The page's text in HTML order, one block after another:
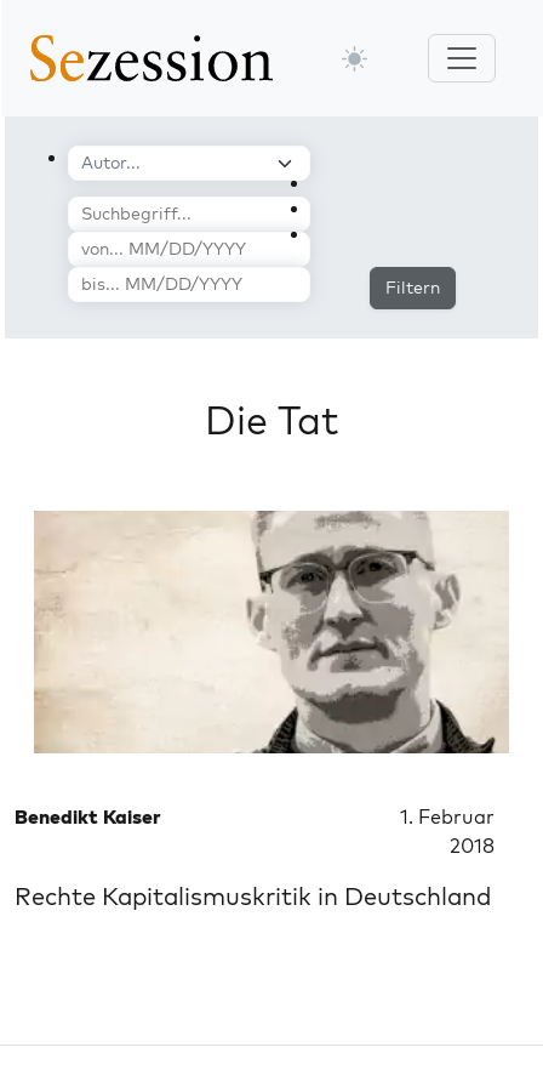
Filtern
Die Tat
Benedikt Kaiser
1. Februar
2018
Rechte Kapitalismuskritik in Deutschland